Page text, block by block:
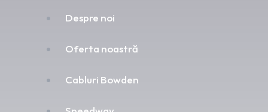
Despre noi
Oferta noastră
Cabluri Bowden